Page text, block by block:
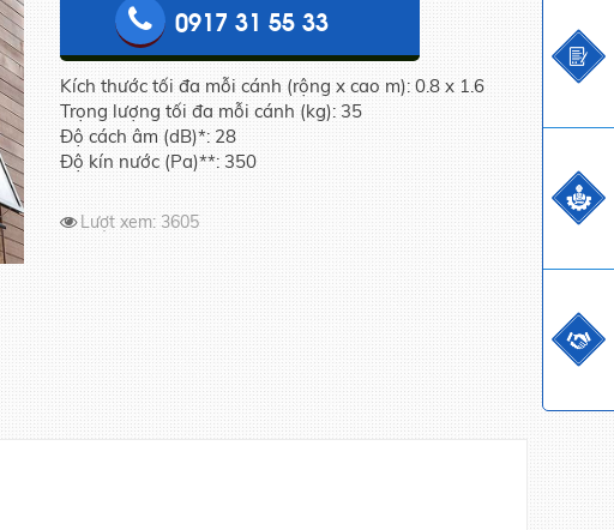
0917 31 55 33
Kích thước tối đa mỗi cánh (rộng x cao m): 0.8 x 1.6
Trọng lượng tối đa mỗi cánh (kg): 35
Độ cách âm (dB)*: 28
Độ kín nước (Pa)**: 350
Lượt xem:3605